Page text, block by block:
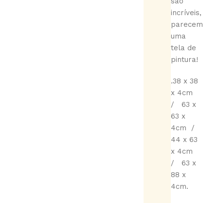
incríveis,
parecem
uma
tela de
pintura!
.38 x 38
x 4cm
/ 63 x
63 x
4cm /
44 x 63
x 4cm
/ 63 x
88 x
4cm.